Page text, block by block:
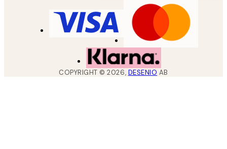
COPYRIGHT ©2026, DESENIO AB